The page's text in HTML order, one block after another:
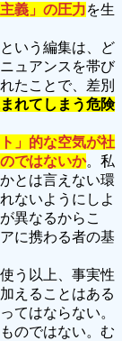
義」の圧力を生
いう編集は、ど
ュアンスを帯び
たことで、差別
れてしまう危険
」的な空気が社
ではないか。私
とは言えない環
ないようにしよ
異なるからこ
に携わる者の基
う以上、事実性
えることはある
てはならない。
のではない。む